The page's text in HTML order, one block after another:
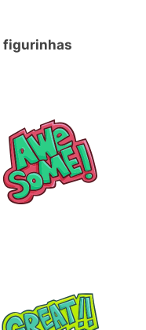
figurinhas